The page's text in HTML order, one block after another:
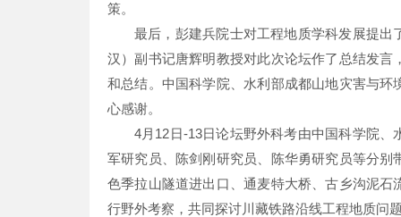
策。
最后，彭建兵院士对工程地质学科发展提
汉）副书记唐辉明教授对此次论坛作了总结发
和总结。中国科学院、水利部成都山地灾害与
心感谢。
4月12日-13日论坛野外科考由中国科学院
军研究员、陈剑刚研究员、陈华勇研究员等分
色季拉山隧道进出口、通麦特大桥、古乡沟泥
行野外考察，共同探讨川藏铁路沿线工程地质问